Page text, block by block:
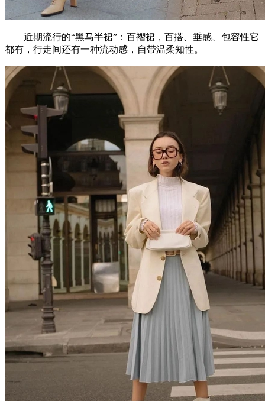
近期流行的“黑马半裙”：百褶裙，百搭、垂感、包容性它
都有，行走间还有一种流动感，自带温柔知性。